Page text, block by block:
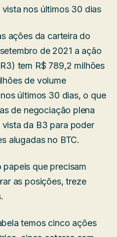
nos últimos 30 dias
ações da carteira do
de 2021 a ação
tem R$ 789,2 milhões
de volume
últimos 30 dias, o que
de negociação plena
da B3 para poder
alugadas no BTC.
que precisam
as posições, treze
temos cinco ações